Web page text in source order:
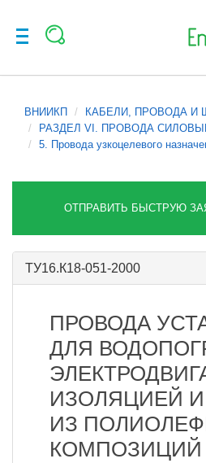
ВНИИКП
КАБЕЛИ, ПРОВОДА
РАЗДЕЛ VI. ПРОВОДА
5. Провода узкоцелевого
ОТПРАВИТЬ БЫСТРУЮ
ТУ16.К18-051-2000
ПРОВОДА
ДЛЯ
ИЗОЛЯЦИЕЙ
ИЗ
КОМПОЗИЦИЙ